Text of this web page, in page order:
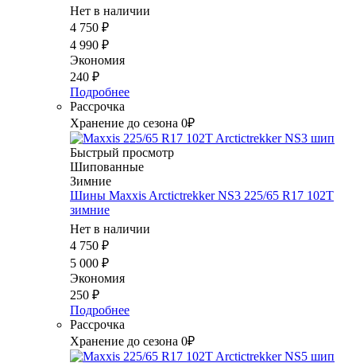
Нет в наличии
4 750 ₽
4 990 ₽
Экономия
240 ₽
Подробнее
Рассрочка
Хранение до сезона 0₽
Быстрый просмотр
Шипованные
Зимние
Шины Maxxis Arctictrekker NS3 225/65 R17 102T
зимние
Нет в наличии
4 750 ₽
5 000 ₽
Экономия
250 ₽
Подробнее
Рассрочка
Хранение до сезона 0₽